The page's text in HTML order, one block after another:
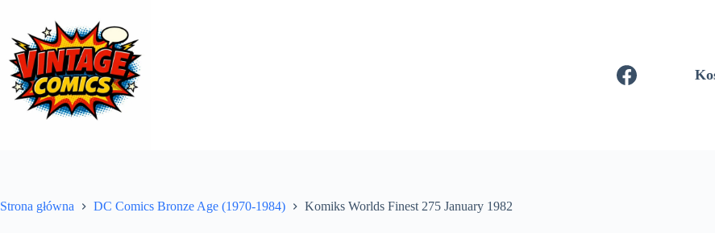
treści
Strona główna DC Comics Bronze Age (1970-1984) Komiks Worlds Finest 275 January 1982